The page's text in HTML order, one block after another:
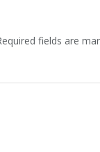
fields are